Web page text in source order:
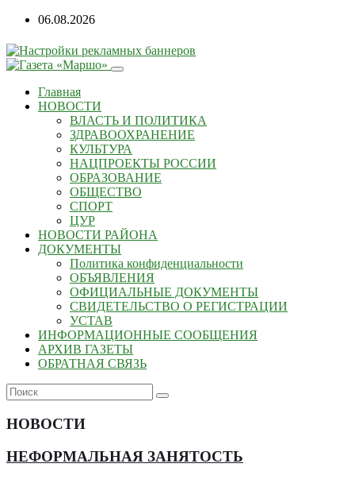
Перейти
содержанию
06.08.2026
Главная
НОВОСТИ
ВЛАСТЬ И ПОЛИТИКА
ЗДРАВООХРАНЕНИЕ
КУЛЬТУРА
НАЦПРОЕКТЫ РОССИИ
ОБРАЗОВАНИЕ
ОБЩЕСТВО
СПОРТ
ЦУР
НОВОСТИ РАЙОНА
ДОКУМЕНТЫ
Политика конфиденциальности
ОБЪЯВЛЕНИЯ
ОФИЦИАЛЬНЫЕ ДОКУМЕНТЫ
СВИДЕТЕЛЬСТВО О РЕГИСТРАЦИИ
УСТАВ
ИНФОРМАЦИОННЫЕ СООБЩЕНИЯ
АРХИВ ГАЗЕТЫ
ОБРАТНАЯ СВЯЗЬ
НОВОСТИ
НЕФОРМАЛЬНАЯ ЗАНЯТОСТЬ